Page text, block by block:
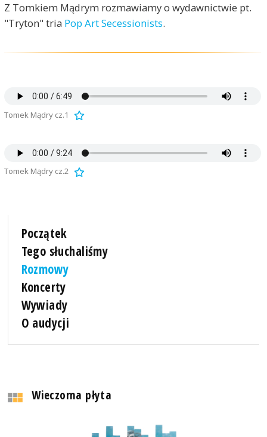
Z Tomkiem Mądrym rozmawiamy o wydawnictwie pt.
"Tryton" tria Pop Art Secessionists.
Tomek Mądry cz.1
Tomek Mądry cz.2
Początek
Tego słuchaliśmy
Rozmowy
Koncerty
Wywiady
O audycji
Wieczorna płyta